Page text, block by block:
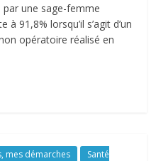
par une sage-femme
91,8% lorsqu’il s’agit d’un
opératoire réalisé en
mes démarches
Santé